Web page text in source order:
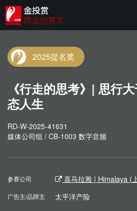
2025提名奖
《行走的思考》| 思行
态人生
RD-W-2025-41631
媒体公司组 / CB-1003 数字音频
参赛公司 喜马拉雅 | Himalaya (
广告主/品牌主 太平洋产险